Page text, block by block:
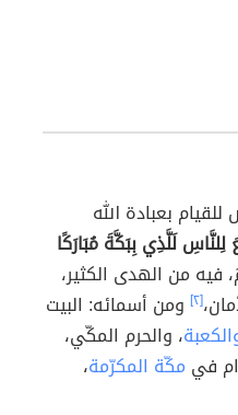
بعبادة الله
لَلَّذِي بِبَكَّةَ مُبَارَكًا
من الهدى الكثير،
[٢]
ومن أسمائه: البيت
، والحرم المكّي،
في مكّة المكرّمة،